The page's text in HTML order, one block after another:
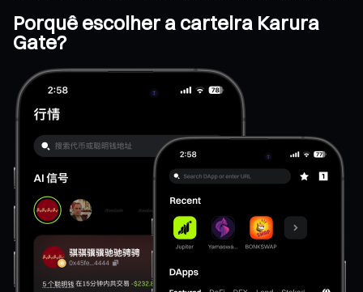
Porquê escolher a carteira Karura
Gate?